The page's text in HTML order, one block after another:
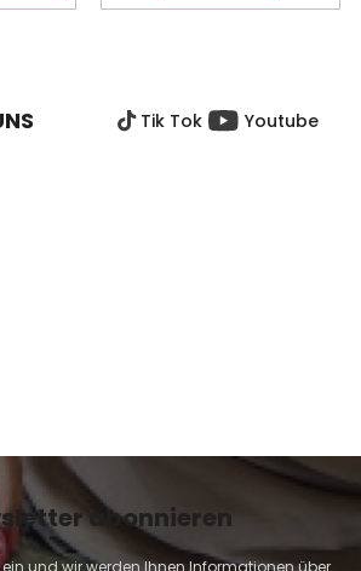
Tik Tok Youtube
abonnieren